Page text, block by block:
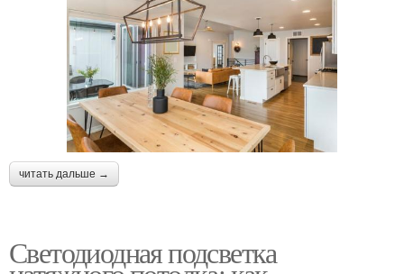
читать дальше →
Светодиодная подсветка